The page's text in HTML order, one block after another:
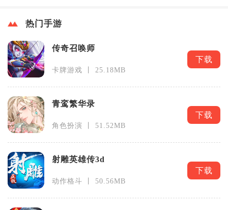
热门手游
传奇召唤师
卡牌游戏 丨 25.18MB
下载
青鸾繁华录
角色扮演 丨 51.52MB
下载
射雕英雄传3d
动作格斗 丨 50.56MB
下载